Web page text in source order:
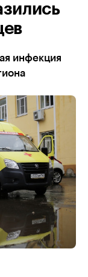
инфекция